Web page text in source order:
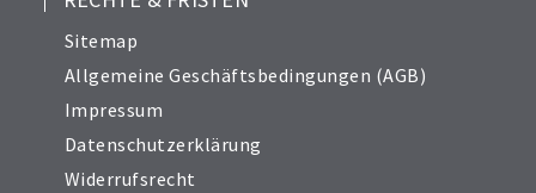
Sitemap
Allgemeine Geschäftsbedingungen (AGB)
Impressum
Datenschutzerklärung
Widerrufsrecht